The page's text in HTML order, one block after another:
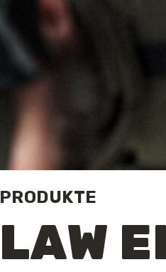
PRODUKTE
LAW